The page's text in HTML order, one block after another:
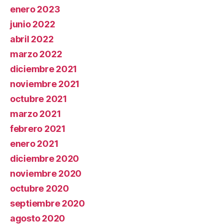
enero 2023
junio 2022
abril 2022
marzo 2022
diciembre 2021
noviembre 2021
octubre 2021
marzo 2021
febrero 2021
enero 2021
diciembre 2020
noviembre 2020
octubre 2020
septiembre 2020
agosto 2020